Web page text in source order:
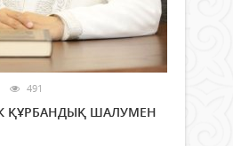
491
ҚҰРБАНДЫҚ ШАЛУМЕН